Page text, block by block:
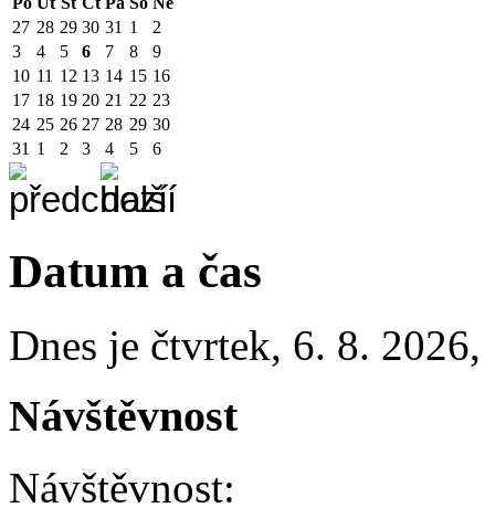
27 28 29 30 31 1
2
3
4 5 6 7 8
9
10 11 12 13 14 15 16
17 18 19 20 21 22 23
24 25 26 27 28 29 30
31 1 2 3 4 5 6
Datum a čas
Dnes je čtvrtek, 6. 8. 2026,
Návštěvnost
Návštěvnost: